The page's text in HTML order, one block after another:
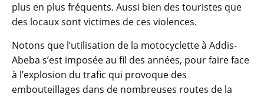
plus en plus fréquents. Aussi bien des touristes que
des locaux sont victimes de ces violences.
Notons que l’utilisation de la motocyclette à Addis-
Abeba s’est imposée au fil des années, pour faire face
à l’explosion du trafic qui provoque des
embouteillages dans de nombreuses routes de la